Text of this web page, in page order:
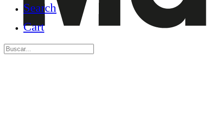
Search
Cart